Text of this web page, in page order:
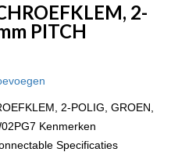
2-
PITCH
2-POLIG, GROEN,
Kenmerken
Specificaties